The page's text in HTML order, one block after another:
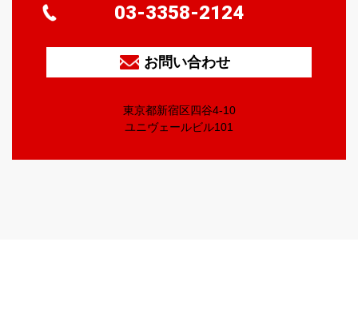
03-3358-2124
お問い合わせ
東京都新宿区四谷4-10
ユニヴェールビル101